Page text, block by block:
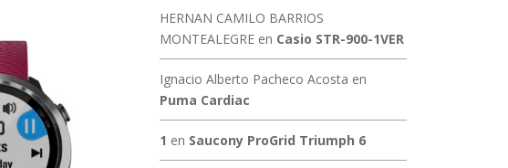
HERNAN CAMILO BARRIOS
MONTEALEGREen Casio STR-900-1VER
Ignacio Alberto Pacheco Acosta en
Puma Cardiac
1 en Saucony ProGrid Triumph 6